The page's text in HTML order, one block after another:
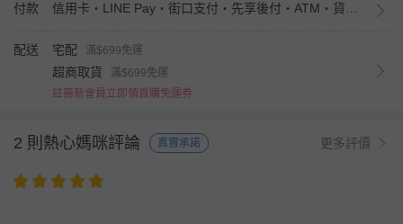
付款
配送 宅配 滿$699免運
超商取貨
滿$699免運
註冊新會員立即領首購免運券
2 則熱心媽咪評論 真實承諾 更多評價